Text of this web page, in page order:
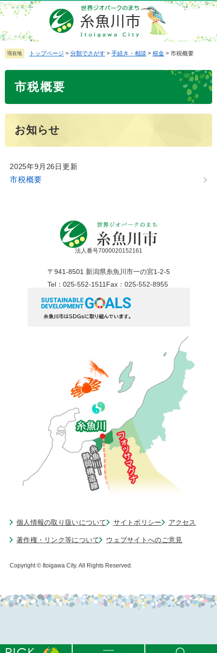
ペ
ー
ジ
の
先
メ
ニ
ュ
ー
を現在地 トップページ > 分類でさがす > 手続き・相談 > 税金 > 市税概要
市税概要
お知らせ
2025年9月26日更新
市税概要
法人番号7000020152161
〒941-8501 新潟県糸魚川市一の宮1-2-5
Tel：025-552-1511Fax：025-552-8955
個人情報の取り扱いについて サイトポリシー アクセス
著作権・リンク等について ウェブサイトへのご意見
Copyright © Itoigawa City. All Rights Reserved.